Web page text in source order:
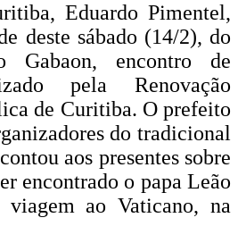
Eduardo Pimentel,
deste sábado (14/2), do
Gabaon, encontro de
pela Renovação
de Curitiba. O prefeito
do tradicional
aos presentes sobre
encontrado o papa Leão
ao Vaticano, na